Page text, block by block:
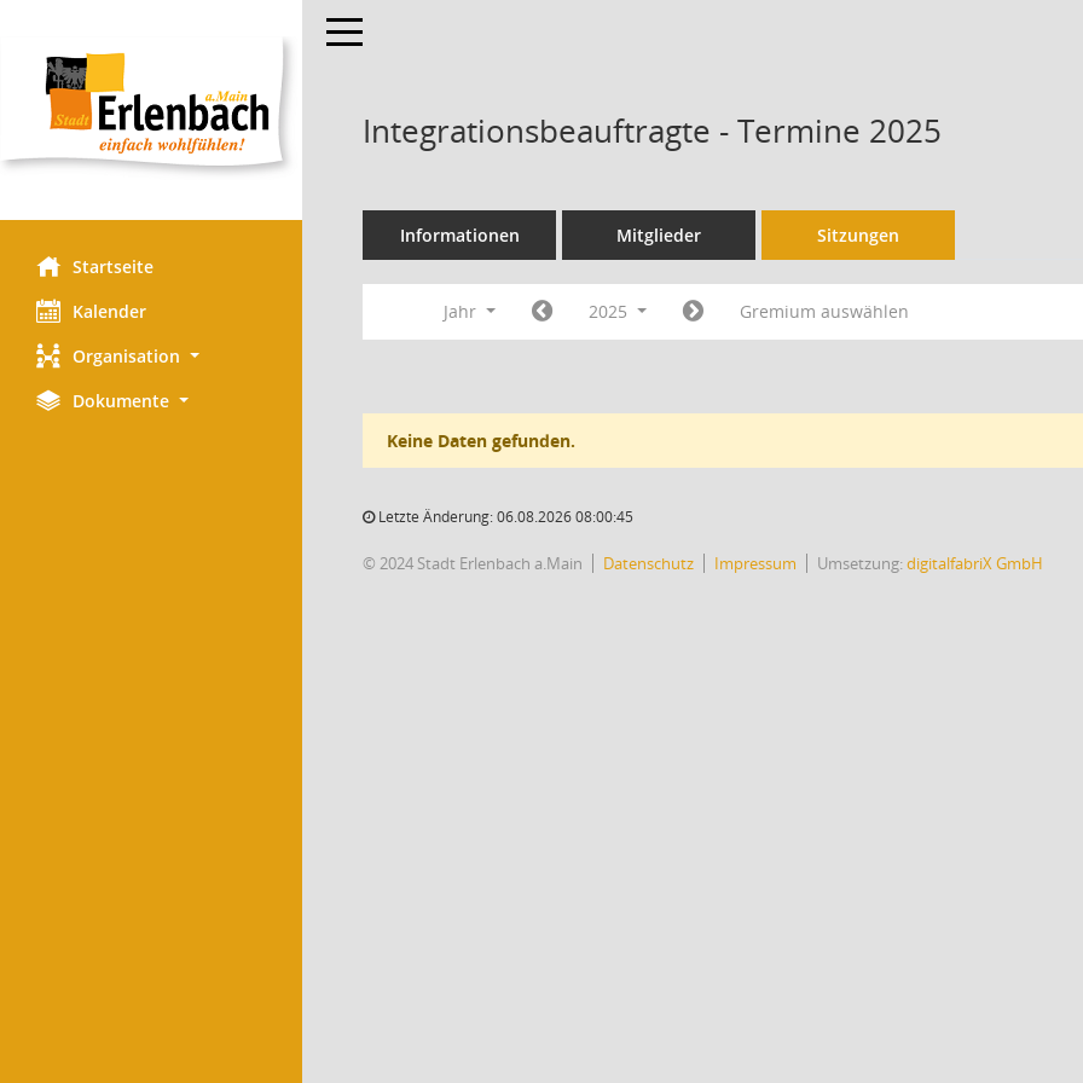
Startseite
Kalender
Organisation
Dokumente
Toggle navigation
Integrationsbeauftragte - Termine 2025
Informationen Mitglieder Sitzungen
Jahr 2025 Gremium auswählen
Keine Daten gefunden.
Letzte Änderung: 06.08.2026 08:00:45
© 2024 Stadt Erlenbach a.Main Datenschutz Impressum Umsetzung:digitalfabriX GmbH